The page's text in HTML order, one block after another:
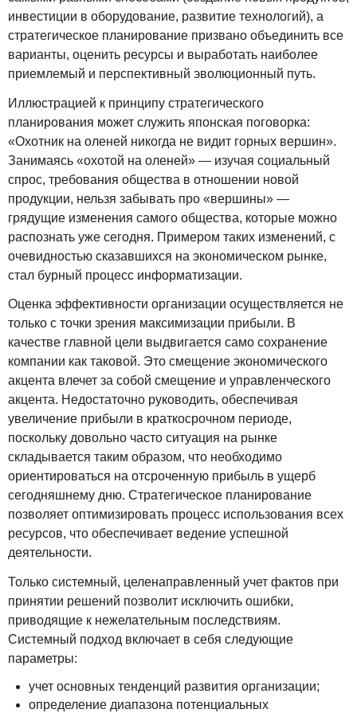
инвестиции в оборудование, развитие технологий), а
стратегическое планирование призвано объединить все
варианты, оценить ресурсы и выработать наиболее
приемлемый и перспективный эволюционный путь.
Иллюстрацией к принципу стратегического
планирования может служить японская поговорка:
«Охотник на оленей никогда не видит горных вершин».
Занимаясь «охотой на оленей» — изучая социальный
спрос, требования общества в отношении новой
продукции, нельзя забывать про «вершины» —
грядущие изменения самого общества, которые можно
распознать уже сегодня. Примером таких изменений, с
очевидностью сказавшихся на экономическом рынке,
стал бурный процесс информатизации.
Оценка эффективности организации осуществляется не
только с точки зрения максимизации прибыли. В
качестве главной цели выдвигается само сохранение
компании как таковой. Это смещение экономического
акцента влечет за собой смещение и управленческого
акцента. Недостаточно руководить, обеспечивая
увеличение прибыли в краткосрочном периоде,
поскольку довольно часто ситуация на рынке
складывается таким образом, что необходимо
ориентироваться на отсроченную прибыль в ущерб
сегодняшнему дню. Стратегическое планирование
позволяет оптимизировать процесс использования всех
ресурсов, что обеспечивает ведение успешной
деятельности.
Только системный, целенаправленный учет фактов при
принятии решений позволит исключить ошибки,
приводящие к нежелательным последствиям.
Системный подход включает в себя следующие
параметры:
учет основных тенденций развития организации;
определение диапазона потенциальных